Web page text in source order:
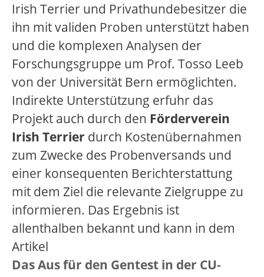
Irish Terrier und Privathundebesitzer die
ihn mit validen Proben unterstützt haben
und die komplexen Analysen der
Forschungsgruppe um Prof. Tosso Leeb
von der Universität Bern ermöglichten.
Indirekte Unterstützung erfuhr das
Projekt auch durch den Förderverein
Irish Terrier durch Kostenübernahmen
zum Zwecke des Probenversands und
einer konsequenten Berichterstattung
mit dem Ziel die relevante Zielgruppe zu
informieren. Das Ergebnis ist
allenthalben bekannt und kann in dem
Artikel
Das Aus für den Gentest in der CU-